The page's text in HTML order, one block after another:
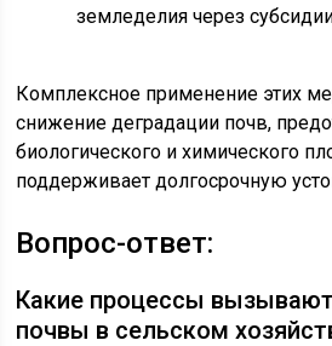
земледелия через
Комплексное применение этих
снижение деградации почв,
биологического и химического
поддерживает долгосрочную
Вопрос-ответ:
Какие процессы
почвы в сельском